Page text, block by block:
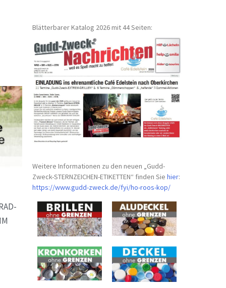
Blätterbarer Katalog 2026 mit 44 Seiten:
Weitere Informationen zu den neuen „Gudd-
Zweck-STERNZEICHEN-ETIKETTEN“ finden Siehier:
https://www.gudd-zweck.de/fyi/ho-roos-kop/